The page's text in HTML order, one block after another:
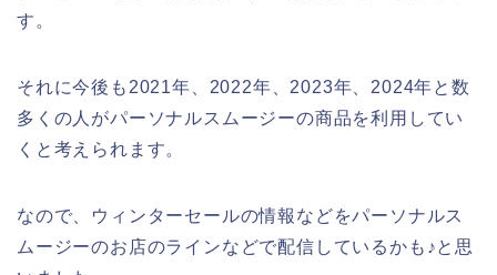
す。
それに今後も2021年、2022年、2023年、2024年と数
多くの人がパーソナルスムージーの商品を利用してい
くと考えられます。
なので、ウィンターセールの情報などをパーソナルス
ムージーのお店のラインなどで配信しているかも♪と思